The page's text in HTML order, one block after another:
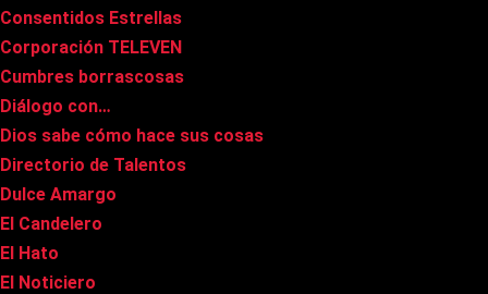
Consentidos Estrellas
Corporación TELEVEN
Cumbres borrascosas
Diálogo con…
Dios sabe cómo hace sus cosas
Directorio de Talentos
Dulce Amargo
El Candelero
El Hato
El Noticiero